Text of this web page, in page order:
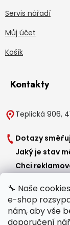
🔧 Naše
e-shop
nám, aby vše
doporučení
Servis nářadí
Můj účet
Košík
Kontakty
Teplická 906,
Dotazy
Jaký je stav
Chci
Provozní doba
Po-Čt / 8:00 -